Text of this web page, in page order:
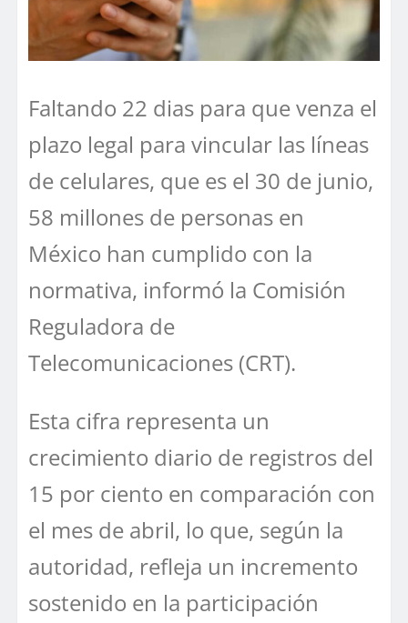
Faltando 22 dias para que venza el
plazo legal para vincular las líneas
de celulares, que es el 30 de junio,
58 millones de personas en
México han cumplido con la
normativa, informó la Comisión
Reguladora de
Telecomunicaciones (CRT).
Esta cifra representa un
crecimiento diario de registros del
15 por ciento en comparación con
el mes de abril, lo que, según la
autoridad, refleja un incremento
sostenido en la participación